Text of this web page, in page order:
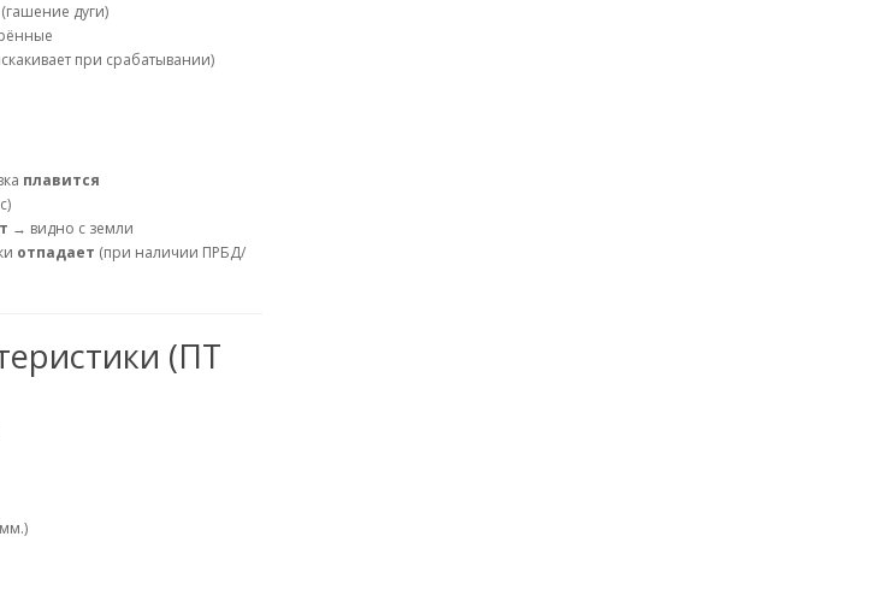
(гашение дуги)
при срабатывании)
плавится
→ видно с земли
отпадает (при наличии ПРБД/
(ПТ